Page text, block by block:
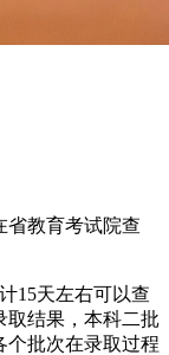
省教育考试院查
15天左右可以查
取结果，本科二批
个批次在录取过程